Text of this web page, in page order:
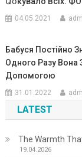
04.05.2021
Бабуся Постійно
Одного Разу Вона
Допомогою
31.01.2022
LATEST
The Warmth
19.04.2026